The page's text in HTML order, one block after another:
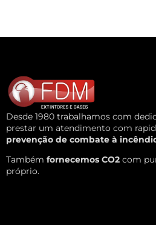
Desde 1980 trabalhamos com
prestar um atendimento com
prevenção de combate à
Também fornecemos CO2 com
próprio.